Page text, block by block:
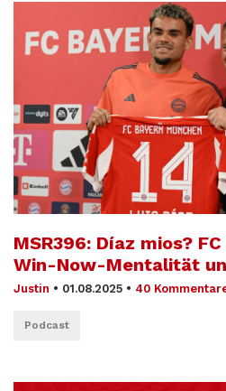
MSR396: Díaz mios?
Win-Now-Mentalität
Justin • 01.08.2025 • 40
Podcast